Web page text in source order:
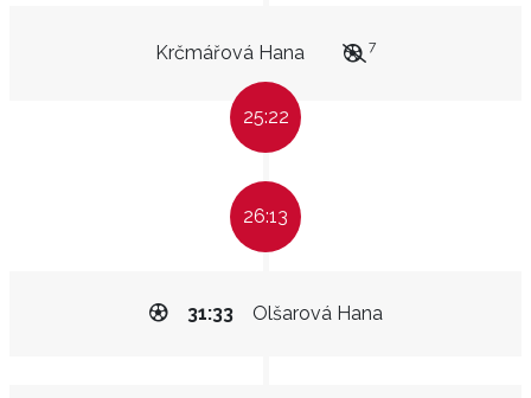
Krčmářová Hana 7
25:22
26:13
Olšarová Hana
31:33